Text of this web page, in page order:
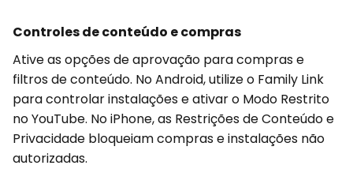
Controles de conteúdo e compras
Ative as opções de aprovação para compras e
filtros de conteúdo. No Android, utilize o Family Link
para controlar instalações e ativar o Modo Restrito
no YouTube. No iPhone, as Restrições de Conteúdo e
Privacidade bloqueiam compras e instalações não
autorizadas.